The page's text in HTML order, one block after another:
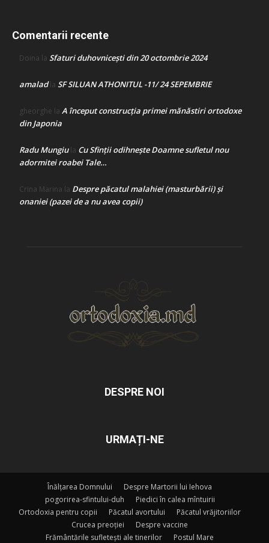
Comentarii recente
Doina la Sfaturi duhovnicești din 20 octombrie 2024
amaladla SF SILUAN ATHONITUL -11/ 24 SEPEMBRIE
gheorghe la A început construcţia primei mănăstiri ortodoxe
din Japonia
Radu Mungiula Cu Sfinții odihnește Doamne sufletul nou
adormitei roabei Tale…
Crina Marina la Despre păcatul malahiei (masturbării) şi
onaniei (pazei de a nu avea copii)
DESPRE NOI
URMAȚI-NE
Înălțarea Domnului
Despre Martorii lui Iehova
pogorirea-sfintului-duh
Piedici în calea mîntuirii
Ortodoxia pentru copii
Păcatul avortului
Păcatul vrăjitoriilor
Crucea preoției
Despre vaccine
Frământările sufletești ale tinerilor
Postul Mare